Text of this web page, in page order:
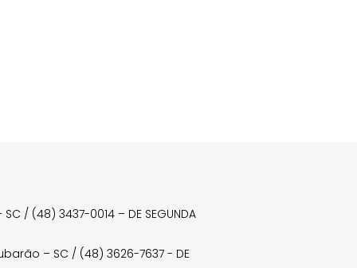
/ (48) 3437-0014 – DE SEGUNDA
– SC / (48) 3626-7637 - DE